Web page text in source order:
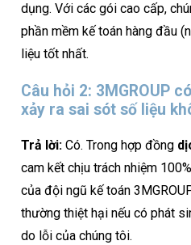
dụng. Với các gói cao cấp,
phần mềm kế toán hàng đầu
liệu tốt nhất.
Câu hỏi 2: 3MGROUP
xảy ra sai sót số liệu
Trả lời: Có. Trong hợp đồng
cam kết chịu trách nhiệm
của đội ngũ kế toán
thường thiệt hại nếu có phát
do lỗi của chúng tôi.